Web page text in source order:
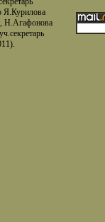
Я.Курилова
Н.Агафонова